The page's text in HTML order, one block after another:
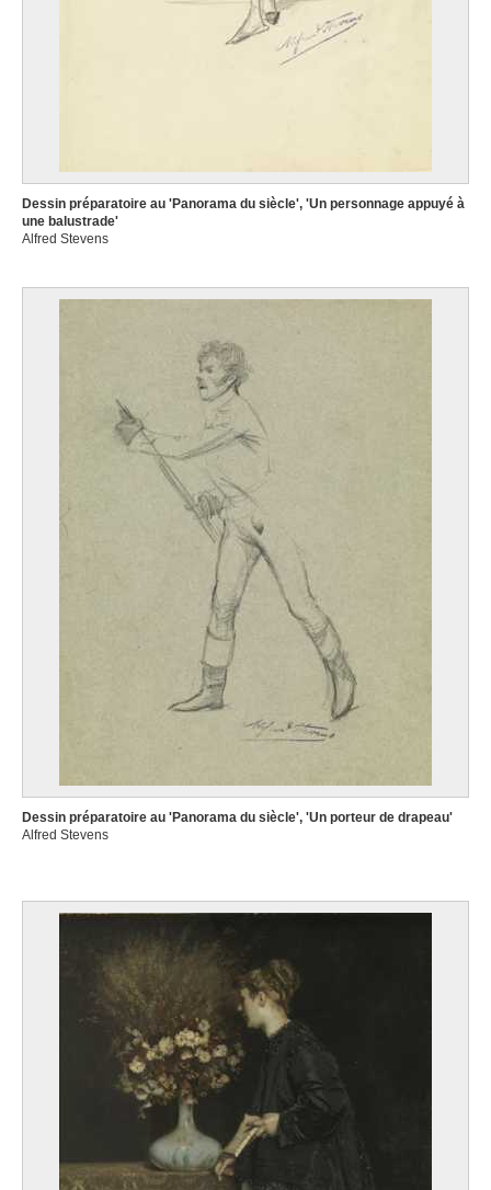
Dessin préparatoire au 'Panorama du siècle', 'Un personnage appuyé à
une balustrade'
Alfred Stevens
Dessin préparatoire au 'Panorama du siècle', 'Un porteur de drapeau'
Alfred Stevens